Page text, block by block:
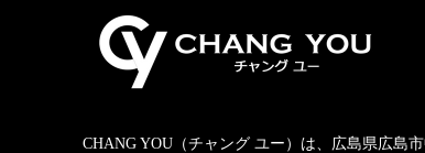
CHANG YOU（チャング ユー）は、広島県広島